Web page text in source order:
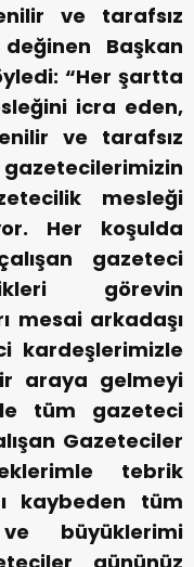
ve tarafsız
Başkan
“Her şartta
icra eden,
ve tarafsız
mesleği
Her koşulda
gazeteci
görevin
mesai arkadaşı
kardeşlerimizle
araya gelmeyi
tüm gazeteci
Gazeteciler
tebrik
kaybeden tüm
büyüklerimi